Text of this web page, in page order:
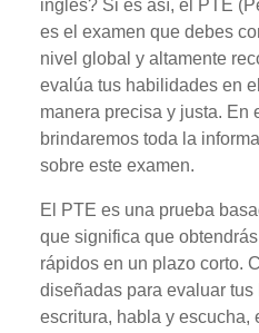
inglés? Si es así, el PTE
es el examen que debes
nivel global y altamente
evalúa tus habilidades en
manera precisa y justa. En
brindaremos toda la
sobre este examen.
El PTE es una prueba
que significa que
rápidos en un plazo corto.
diseñadas para evaluar
escritura, habla y escucha,